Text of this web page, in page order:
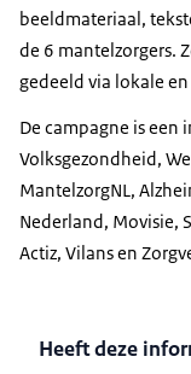
beeldmateriaal,
de 6 mantelzorgers.
gedeeld via lokale
De campagne is
Volksgezondheid,
MantelzorgNL,
Nederland, Movisie,
Actiz, Vilans en
Heeft deze